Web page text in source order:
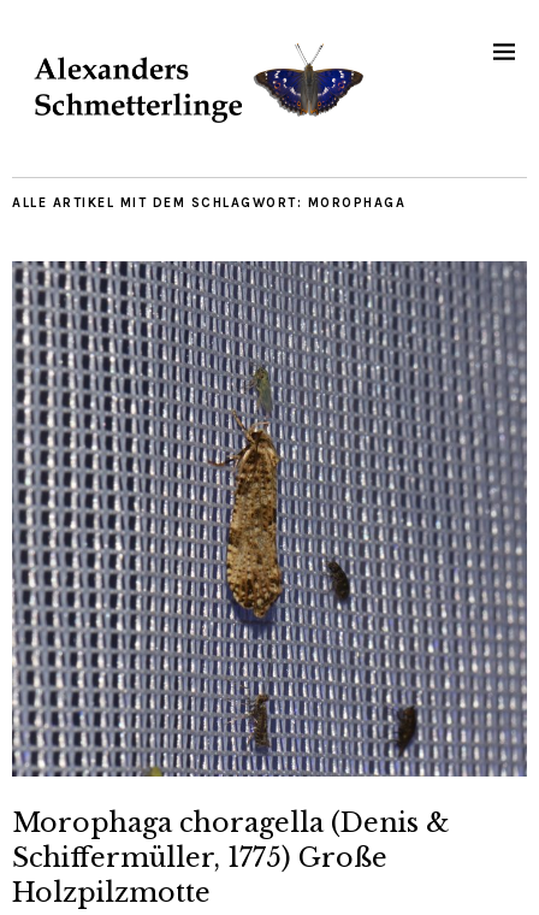
ALLE ARTIKEL MIT DEM SCHLAGWORT: MOROPHAGA
Morophaga choragella (Denis &
Schiffermüller, 1775) Große
Holzpilzmotte